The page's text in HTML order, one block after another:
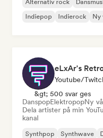
Alternativ rock
Indiepop
Indierock Ny
eLxAr's
Youtube/
&gt; 500 svar ges
DanspopElektropopNy
Dela artister på min
kanal
Synthpop Synthwave